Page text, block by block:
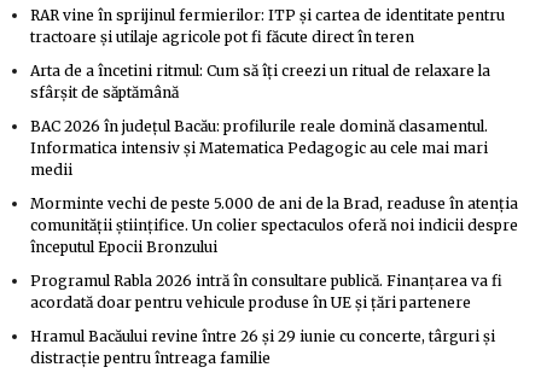
RAR vine în sprijinul fermierilor: ITP și cartea de identitate pentru
tractoare și utilaje agricole pot fi făcute direct în teren
Arta de a încetini ritmul: Cum să îți creezi un ritual de relaxare la
sfârșit de săptămână
BAC 2026 în județul Bacău: profilurile reale domină clasamentul.
Informatica intensiv și Matematica Pedagogic au cele mai mari
medii
Morminte vechi de peste 5.000 de ani de la Brad, readuse în atenția
comunității științifice. Un colier spectaculos oferă noi indicii despre
începutul Epocii Bronzului
Programul Rabla 2026 intră în consultare publică. Finanțarea va fi
acordată doar pentru vehicule produse în UE și țări partenere
Hramul Bacăului revine între 26 și 29 iunie cu concerte, târguri și
distracție pentru întreaga familie